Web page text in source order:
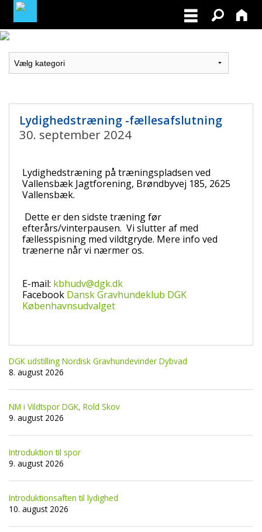
MEDLEMSLOGIN
NORDISK MESTERSKAB I VILDTSPOR 2026
OPRET GRATIS ANNONCE PÅ
VIL DU BETÆNKE DGK MED EN ARV
TILSKUD TIL ØJENLYSNING OG
RYGFOTOGRAFERING 2026
Lydighedstræning -fællesafslutning
30. september 2024
Lydighedstræning på træningspladsen ved
Vallensbæk Jagtforening, Brøndbyvej 185, 2625
Vallensbæk.
Dette er den sidste træning før
efterårs/vinterpausen. Vi slutter af med
fællesspisning med vildtgryde. Mere info ved
trænerne når vi nærmer os.
E-mail: kbhudv@dgk.dk
Facebook Dansk Gravhundeklub DGK
Københavnsudvalget
DGK udstilling Nordisk Gravhundevinder Dybvad
8. august 2026
NM i Vildtspor DGK, Rold Skov
9. august 2026
Introduktion til spor
9. august 2026
Introduktionsaften til lydighed
10. august 2026